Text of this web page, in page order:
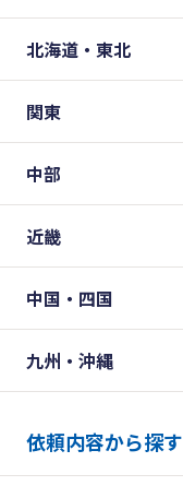
北海道・東北
関東
中部
近畿
中国・四国
九州・沖縄
依頼内容から探す